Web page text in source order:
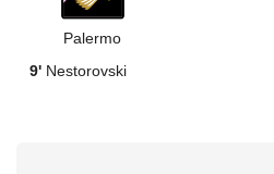
Palermo
9' Nestorovski